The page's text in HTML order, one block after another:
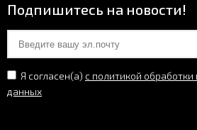
Подпишитесь на новости!
Я согласен(a) с политикой
данных